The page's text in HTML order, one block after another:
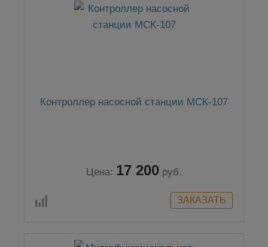
Контроллер насосной станции МСК-107
Цена: 17 200 руб.